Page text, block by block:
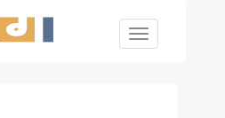
Toggle